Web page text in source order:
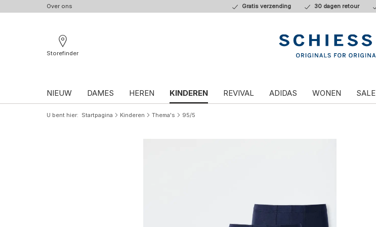
Over ons Gratis verzending 30 dagen retour
Storefinder
NIEUW DAMES HEREN KINDEREN REVIVAL ADIDAS WONEN SALE
U bent hier Startpagina Kinderen Thema's 95/5